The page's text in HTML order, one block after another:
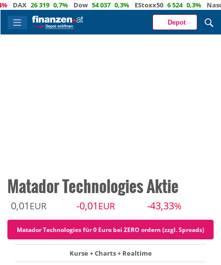
26 319 0,7% Dow 54 037 0,3% EStoxx50 6 524 0,3% Nasdaq
Depot
Matador Technologies Aktie
0,01 EUR -0,01 EUR -43,33%
Matador Technologies für 0 Euro bei ZERO ordern (zzgl. Spreads)
Kurse + Charts + Realtime